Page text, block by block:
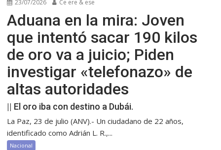
23/07/2026 Ce ere & ese
Aduana en la mira: Joven
que intentó sacar 190 kilos
de oro va a juicio; Piden
investigar «telefonazo» de
altas autoridades
|| El oro iba con destino a Dubái.
La Paz, 23 de julio (ANV).- Un ciudadano de 22 años,
identificado como Adrián L. R.,...
Nacional